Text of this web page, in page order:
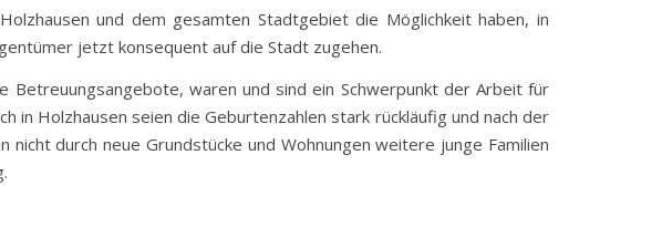
und dem gesamten Stadtgebiet die Möglichkeit haben, in
jetzt konsequent auf die Stadt zugehen.
Betreuungsangebote, waren und sind ein Schwerpunkt der Arbeit für
in Holzhausen seien die Geburtenzahlen stark rückläufig und nach der
durch neue Grundstücke und Wohnungen weitere junge Familien